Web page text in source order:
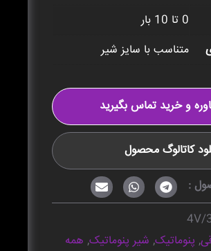
0 تا 10 بار
متناسب با سایز شیر
و خرید تماس بگیرید
کاتالوگ محصول
:
4V/
, پنوماتیک, شیر پنوماتیک, همه